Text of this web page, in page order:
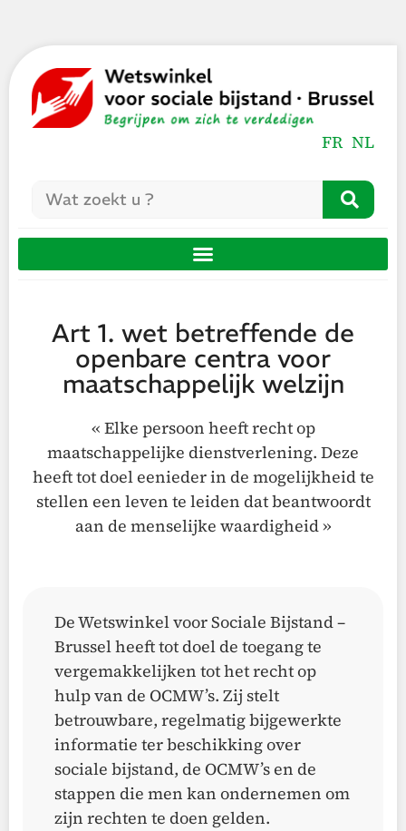
FR NL
Art 1. wet betreffende de
openbare centra voor
maatschappelijk welzijn
« Elke persoon heeft recht op
maatschappelijke dienstverlening. Deze
heeft tot doel eenieder in de mogelijkheid te
stellen een leven te leiden dat beantwoordt
aan de menselijke waardigheid»
De Wetswinkel voor Sociale Bijstand –
Brussel heeft tot doel de toegang te
vergemakkelijken tot het recht op
hulp van de OCMW’s. Zij stelt
betrouwbare, regelmatig bijgewerkte
informatie ter beschikking over
sociale bijstand, de OCMW’s en de
stappen die men kan ondernemen om
zijn rechten te doen gelden.